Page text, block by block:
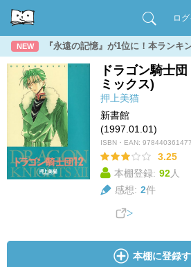
ロ
NEW 『永遠の記憶』が1位に！本ランキ
ドラゴン騎士
ミックス)
押上美猫
新書館
(1997.01.01)
ISBN・EAN:
3.25
本棚登録: 92人
感想: 2件
本棚に登録